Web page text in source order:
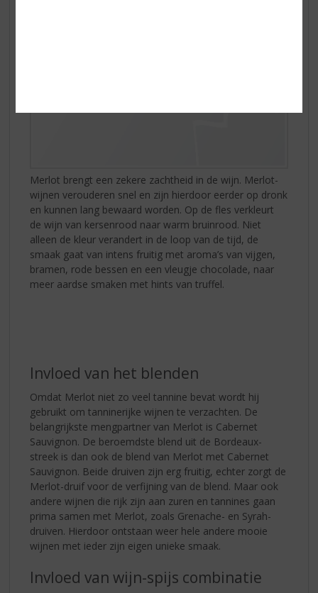
Merlot brengt een zekere zachtheid in de wijn. Merlot-
wijnen verouderen snel en zijn hierdoor eerder op dronk
en kunnen lang bewaard worden. Op de fles verkleurt
de wijn van kersenrood naar warm bruinrood. Niet
alleen de kleur verandert in de loop van de tijd, de
smaak gaat van intens fruitig met aroma’s van vijgen,
bramen, rode bessen en een vleugje chocolade, naar
meer aardse smaken met hints van truffel.
Invloed van het blenden
Omdat Merlot niet zo veel tannine bevat wordt hij
gebruikt om tanninerijke wijnen te verzachten. De
belangrijkste mengpartner van Merlot is Cabernet
Sauvignon. De beroemdste blend uit de Bordeaux-
streek is dan ook de blend van Merlot met Cabernet
Sauvignon. Beide druiven zijn erg fruitig, echter zorgt de
Merlot-druif voor de verfijning van de blend. Maar ook
andere wijnen die rijk zijn aan zuren en tannines gaan
prima samen met Merlot, zoals Grenache- en Syrah-
druiven. Hierdoor ontstaan weer hele andere mooie
wijnen met ieder zijn eigen unieke smaak.
Invloed van wijn-spijs combinatie